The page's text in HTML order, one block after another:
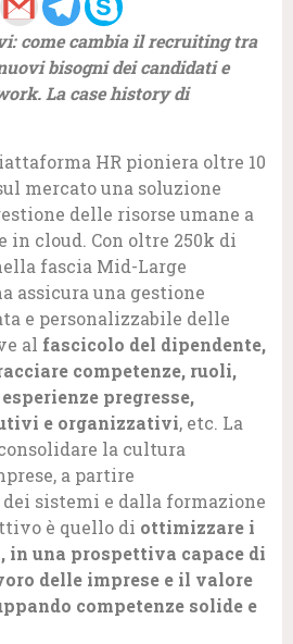
come cambia il recruiting tra
bisogni dei candidati e
La case history di
HR pioniera oltre 10
mercato una soluzione
delle risorse umane a
in cloud. Con oltre 250k di
fascia Mid-Large
assicura una gestione
e personalizzabile delle
al fascicolo del dipendente,
competenze, ruoli,
pregresse,
e organizzativi, etc. La
la cultura
a partire
sistemi e dalla formazione
è quello di ottimizzare i
una prospettiva capace di
delle imprese e il valore
competenze solide e